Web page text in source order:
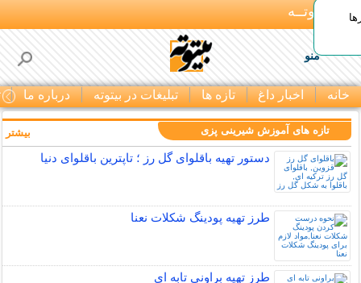
بـیتوتــه
منو
خانه اخبار داغ تازه ها تبلیغات در بیتوته درباره ما
تازه های آموزش شیرینی پزی
دستور تهیه باقلوای گل رز ؛ تاپترین باقلوای دنیا
طرز تهیه پودینگ شکلات نعنا
طرز تهیه براونی تابه ای
بیشتر